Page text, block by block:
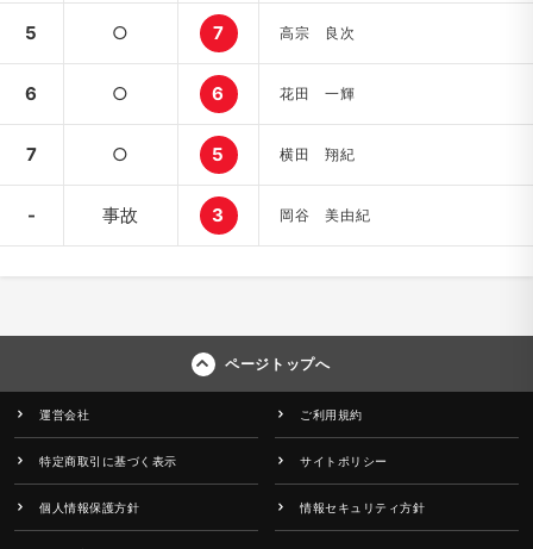
5 ○ 7 高宗 良次
6 ○ 6 花田 一輝
7 ○ 5 横田 翔紀
- 事故 3 岡谷 美由紀
ページトップへ
運営会社 ご利用規約
特定商取引に基づく表示 サイトポリシー
個人情報保護方針 情報セキュリティ方針